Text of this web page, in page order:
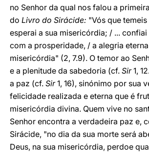
no Senhor da qual nos falou a
do Livro do Sirácide: "Vós que temeis
esperai a sua misericórdia; / ... confiai
com a prosperidade, / a alegria eterna
misericórdia" (2, 7.9). O temor ao
e a plenitude da sabedoria (cf. Sir1,
a paz (cf. Sir1, 16), sinónimo por sua
felicidade realizada e eterna que é
misericórdia divina. Quem vive no
Senhor encontra a verdadeira paz e,
Sirácide, "no dia da sua morte será
Deus, na sua misericórdia, perdoe